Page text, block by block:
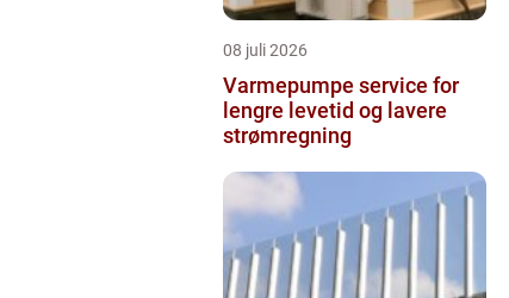
08 juli 2026
Varmepumpe service for
lengre levetid og lavere
strømregning